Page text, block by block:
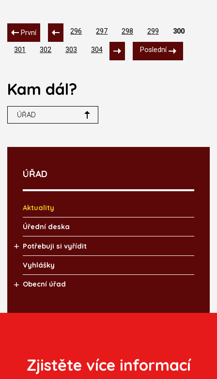
První 296 297 298 299 300
301 302 303 304 Poslední
Kam dál?
ÚŘAD
ÚŘAD
Aktuality
Úřední deska
Potřebuji si vyřídit
Vyhlášky
Obecní úřad
Zjistěte více informací